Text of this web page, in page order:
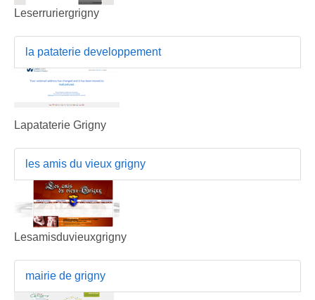
Leserruriergrigny
la pataterie developpement
Lapataterie Grigny
les amis du vieux grigny
Lesamisduvieuxgrigny
mairie de grigny